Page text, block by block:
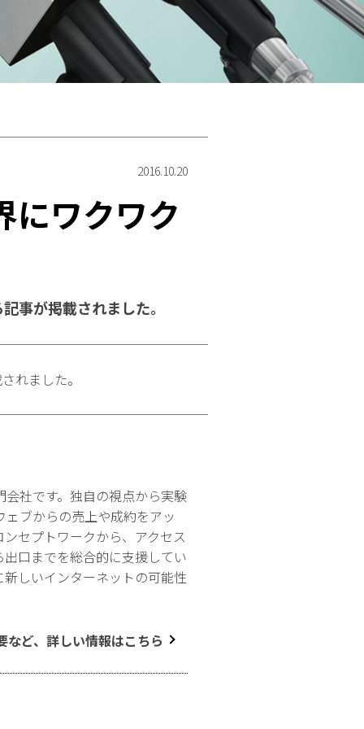
2016.10.20
ワクワク
事が掲載されました。
れました。
社です。独自の視点から実験
ブからの売上や成約をアッ
セプトワークから、アクセス
口までを総合的に支援してい
しいインターネットの可能性
など、詳しい情報はこちら